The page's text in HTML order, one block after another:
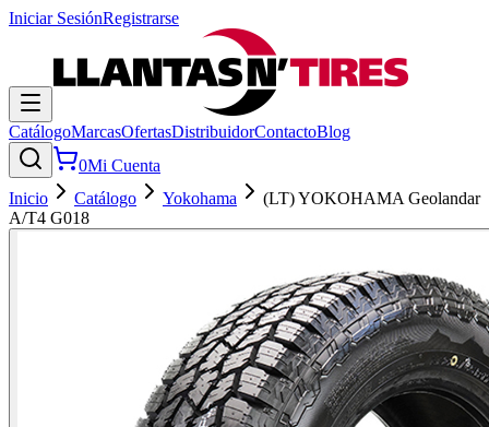
Iniciar SesiónRegistrarse
CatálogoMarcasOfertasDistribuidorContactoBlog
0Mi Cuenta
Inicio
Catálogo Yokohama
(LT) YOKOHAMA Geolandar
A/T4 G018